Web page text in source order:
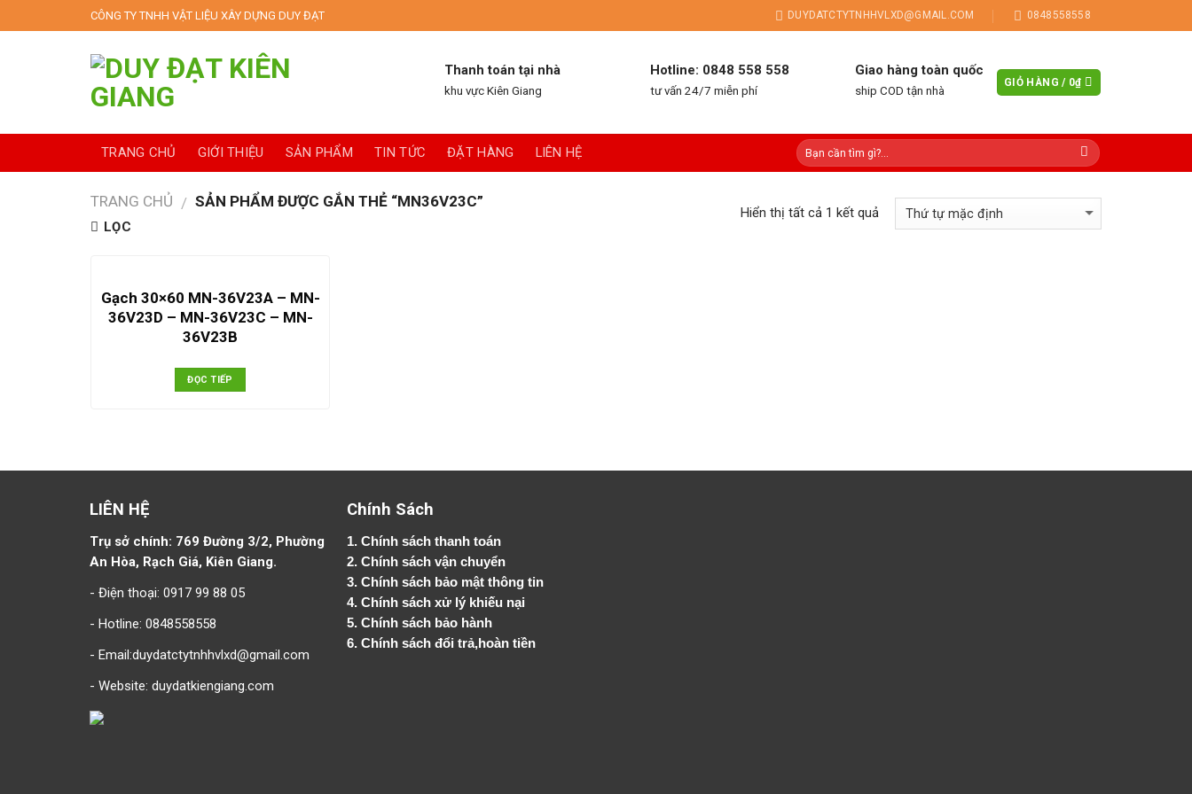
to
CÔNG TY TNHH VẬT LIỆU XÂY DỰNG DUY ĐẠT DUYDATCTYTNHHVLXD@GMAIL.COM 0848558558
Thanh toán tại nhà
khu vực Kiên Giang
Hotline: 0848 558 558
tư vấn 24/7 miễn phí
Giao hàng toàn quốc
ship COD tận nhà
GIỎ HÀNG / 0₫
TRANG CHỦ GIỚI THIỆU SẢN PHẨM TIN TỨC ĐẶT HÀNG LIÊN HỆ
TRANG CHỦ / SẢN PHẨM ĐƯỢC GẮN THẺ “MN36V23C”
LỌC
Hiển thị tất cả 1 kết quả
Gạch 30×60 MN-36V23A – MN-
36V23D – MN-36V23C – MN-
36V23B
ĐỌC TIẾP
LIÊN HỆ
Trụ sở chính: 769 Đường 3/2, Phường
An Hòa, Rạch Giá, Kiên Giang.
- Điện thoại: 0917 99 88 05
- Hotline: 0848558558
- Email:duydatctytnhhvlxd@gmail.com
- Website: duydatkiengiang.com
Chính Sách
1.Chính sách thanh toán
2.Chính sách vận chuyển
3. Chính sách bảo mật thông tin
4.Chính sách xử lý khiếu nại
5.Chính sách bảo hành
6.Chính sách đổi trả,hoàn tiền